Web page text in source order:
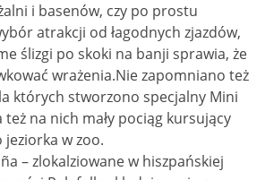
i basenów, czy po prostu
atrakcji od łagodnych zjazdów,
ślizgi po skoki na banji sprawia, że
wrażenia.Nie zapomniano też
których stworzono specjalny Mini
też na nich mały pociąg kursujący
jeziorka w zoo.
– zlokalziowane w hiszpańskiej